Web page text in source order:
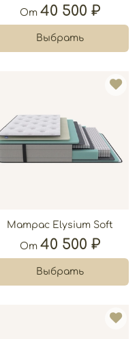
От 40 500 ₽
Выбрать
Матрас Elysium Soft
От 40 500 ₽
Выбрать